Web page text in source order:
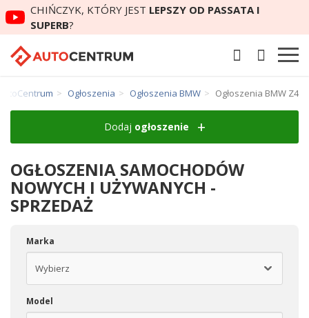
CHIŃCZYK, KTÓRY JEST LEPSZY OD PASSATA I
SUPERB?
Ogłoszenia Ogłoszenia BMW Ogłoszenia BMW Z4
Dodaj ogłoszenie
OGŁOSZENIA SAMOCHODÓW
NOWYCH I UŻYWANYCH -
SPRZEDAŻ
Marka
Model